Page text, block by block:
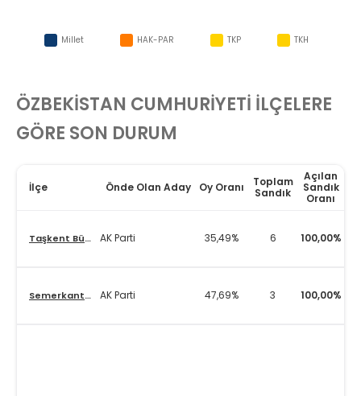
Millet HAK-PAR TKP TKH
ÖZBEKİSTAN CUMHURİYETİ İLÇELERE
GÖRE SON DURUM
İlçe Önde Olan Aday Oy Oranı
Toplam
Sandık
Açılan
Sandık
Oranı
Taşkent Büyükelçiliği AK Parti 35,49% 6 100,00%
Semerkant Başkonsolosluğu AK Parti 47,69% 3 100,00%